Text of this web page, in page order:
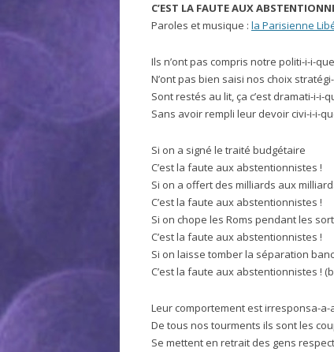
C’EST LA FAUTE AUX
Paroles et musique : la Parisienne
Ils n’ont pas compris notre politi-i-i-que
N’ont pas bien saisi nos choix
Sont restés au lit, ça c’est dramati-i-i-
Sans avoir rempli leur devoir civi-i-i-
Si on a signé le traité budgétaire
C’est la faute aux abstentionnistes !
Si on a offert des milliards aux
C’est la faute aux abstentionnistes !
Si on chope les Roms pendant les
C’est la faute aux abstentionnistes !
Si on laisse tomber la séparation
C’est la faute aux abstentionnistes !
Leur comportement est irresponsa-a-
De tous nos tourments ils sont les
Se mettent en retrait des gens